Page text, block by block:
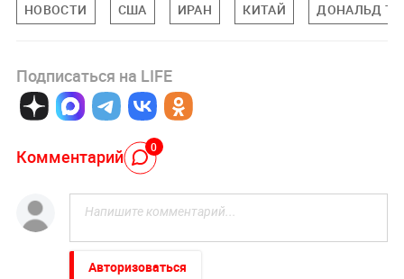
НОВОСТИ США ИРАН КИТАЙ ДОНАЛЬД
Подписаться на LIFE
Комментарий 0
Авторизоваться